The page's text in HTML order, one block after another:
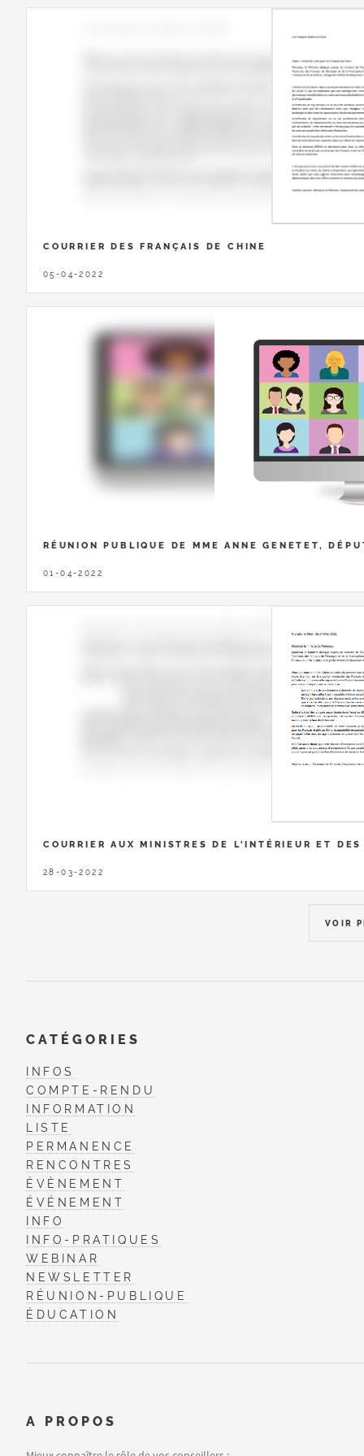
COURRIER DES FRANÇAIS DE CHINE
05-04-2022
RÉUNION PUBLIQUE DE MME ANNE GENETET,
01-04-2022
COURRIER AUX MINISTRES DE L'INTÉRIEUR ET
28-03-2022
VOIR
CATÉGORIES
INFOS
COMPTE-RENDU
INFORMATION
LISTE
PERMANENCE
RENCONTRES
ÉVÈNEMENT
ÉVÉNEMENT
INFO
INFO-PRATIQUES
WEBINAR
NEWSLETTER
RÉUNION-PUBLIQUE
ÉDUCATION
A PROPOS